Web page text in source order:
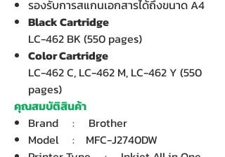
รองรับการสแกนเอกสารได้ถึงขนาด A4
Black Cartridge
LC-462 BK (550 pages)
Color Cartridge
LC-462 C, LC-462 M, LC-462 Y (550
pages)
คุณสมบัติสินค้า
Brand : Brother
Model : MFC-J2740DW